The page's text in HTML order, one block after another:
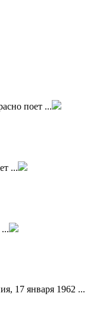
поет ...
...
...
17 января 1962 ...